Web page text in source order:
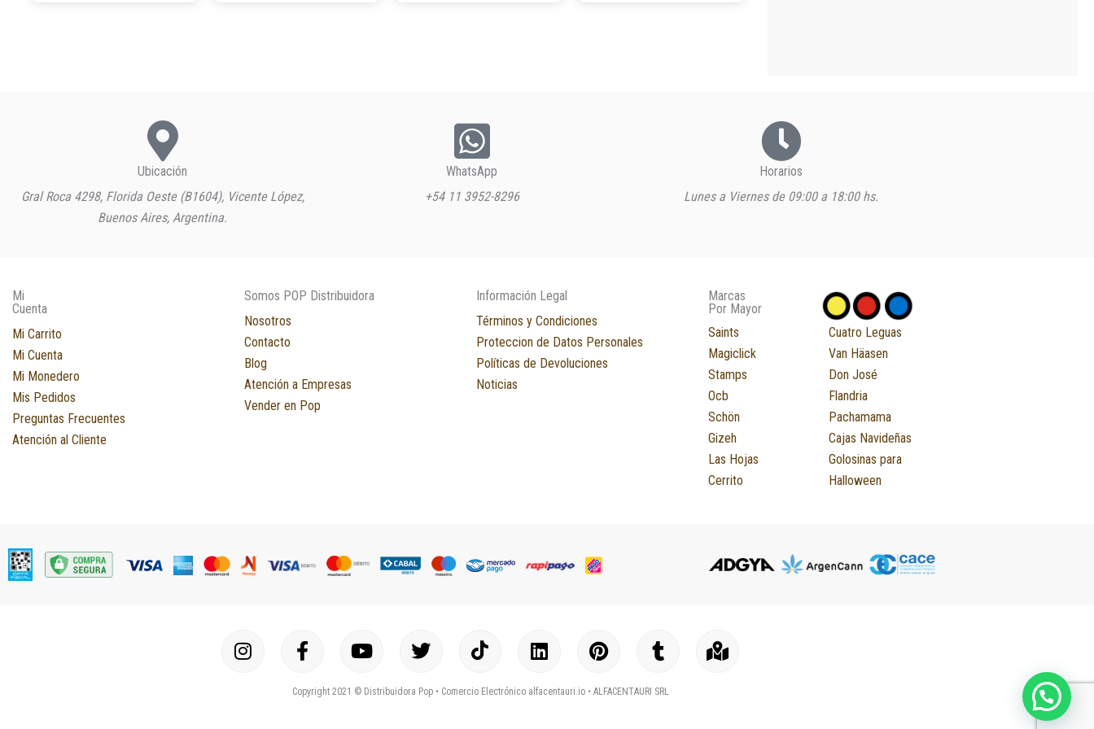
Ubicación
Gral Roca 4298, Florida Oeste (B1604), Vicente López,
Buenos Aires, Argentina.
WhatsApp
+54 11 3952-8296
Horarios
Lunes a Viernes de 09:00 a 18:00 hs.
Mi
Cuenta
Mi Carrito
Mi Cuenta
Mi Monedero
Mis Pedidos
Preguntas Frecuentes
Atención al Cliente
Somos POP Distribuidora
Nosotros
Contacto
Blog
Atención a Empresas
Vender en Pop
Información Legal
Términos y Condiciones
Proteccion de Datos Personales
Políticas de Devoluciones
Noticias
Marcas
Por Mayor
Saints
Magiclick
Stamps
Ocb
Schön
Gizeh
Las Hojas
Cerrito
Cuatro Leguas
Van Häasen
Don José
Flandria
Pachamama
Cajas Navideñas
Golosinas para
Halloween
I
n
F
a
e
Y
o
t
T
w
t
I
c
n
L
i
k
P
i
t
T
u
b
M
a
Copyright 2021 © Distribuidora Pop • Comercio Electrónico alfacentauri.io• ALFACENTAURI SRL